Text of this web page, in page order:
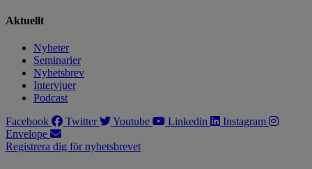
Aktuellt
Nyheter
Seminarier
Nyhetsbrev
Intervjuer
Podcast
Facebook
Twitter Youtube Linkedin
Instagram
Envelope
Registrera dig för nyhetsbrevet